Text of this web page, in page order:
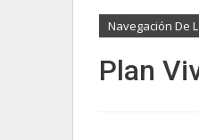
Navegación De
Plan